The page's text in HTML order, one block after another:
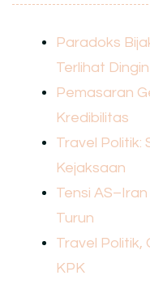
Paradoks
Terlihat Dingin
Pemasaran
Kredibilitas
Travel Politik:
Kejaksaan
Tensi
Turun
Travel Politik,
KPK